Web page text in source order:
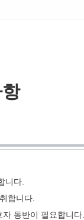
니다.
합니다.
동반이 필요합니다.